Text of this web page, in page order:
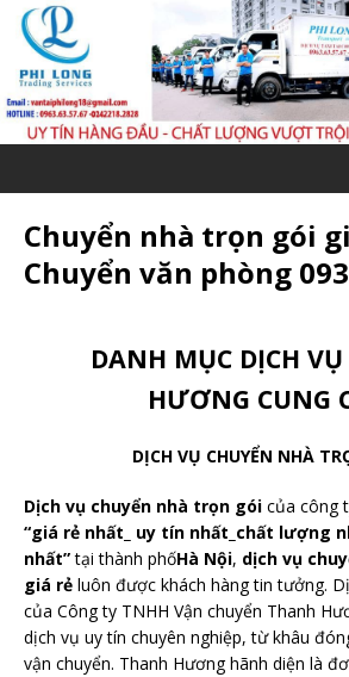
Chuyển nhà trọn gói
Chuyển văn phòng
DANH MỤC DỊCH
HƯƠNG CUNG
DỊCH VỤ CHUYỂN NHÀ
Dịch vụ chuyển nhà trọn gói của công
“giá rẻ nhất_ uy tín nhất_chất lượng
nhất”tại thành phốHà Nội, dịch vụ
giá rẻ luôn được khách hàng tin tưởng.
của Công ty TNHH Vận chuyển Thanh
dịch vụ uy tín chuyên nghiệp, từ khâu
vận chuyển. Thanh Hương hãnh diện là